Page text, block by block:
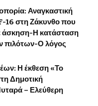
Αναγκαστική
16 στη Ζάκυνθο που
άσκηση-Η κατάσταση
πιλότων-Ο λόγος
Η έκθεση «Το
Δημοτική
– Ελεύθερη